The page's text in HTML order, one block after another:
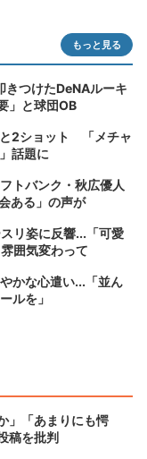
もっと見る
きつけたDeNAルーキ
」と球団OB
2ショット 「メチャ
話題に
トバンク・秋広優人
ある」の声が
リ姿に反響...「可愛
囲気変わって
かな心遣い...「並ん
ルを」
」「あまりにも愕
稿を批判